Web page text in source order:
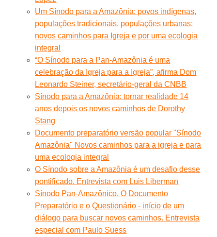
Um Sínodo para a Amazônia: povos indígenas,
populações tradicionais, populações urbanas;
novos caminhos para Igreja e por uma ecologia
integral
“O Sínodo para a Pan-Amazônia é uma
celebração da Igreja para a Igreja”, afirma Dom
Leonardo Steiner, secretário-geral da CNBB
Sínodo para a Amazônia: tornar realidade 14
anos depois os novos caminhos de Dorothy
Stang
Documento preparatório versão popular "Sínodo
Amazônia" Novos caminhos para a igreja e para
uma ecologia integral
O Sínodo sobre a Amazônia é um desafio desse
pontificado. Entrevista com Luis Liberman
Sínodo Pan-Amazônico. O Documento
Preparatório e o Questionário - início de um
diálogo para buscar novos caminhos. Entrevista
especial com Paulo Suess